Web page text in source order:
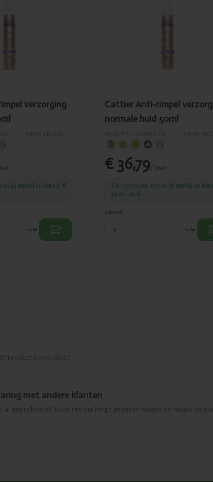
verzorging
(3 stuks) en betaal €
Cattier Anti-rimpel
normale huid 50ml
€ 36,79/ stuk
Tip: bestel per karton (3 stuks) en
33,11 / stuk
Aantal
met andere klanten
al geprobeerd? Jouw review helpt anderen kiezen en maakt de